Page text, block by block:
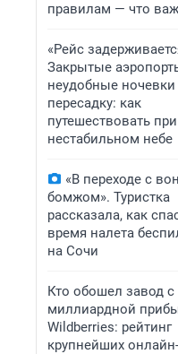
правилам — что
«Рейс
Закрытые
неудобные ночевки
пересадку: как
путешествовать при
нестабильном небе
«В переходе с
бомжом». Туристка
рассказала, как
время налета
на Сочи
Кто обошел завод с
миллиардной
Wildberries: рейтинг
крупнейших онлайн-